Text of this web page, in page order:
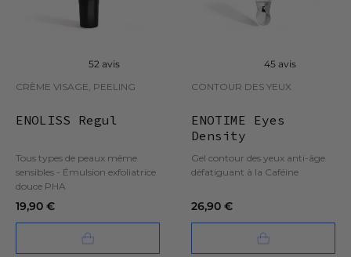
52 avis
CRÈME VISAGE, PEELING
ENOLISS Regul
Tous types de peaux même
sensibles - Émulsion exfoliatrice
douce PHA
19,90 €
45 avis
CONTOUR DES YEUX
ENOTIME Eyes
Density
Gel contour des yeux anti-âge
défatiguant à la Caféine
26,90 €